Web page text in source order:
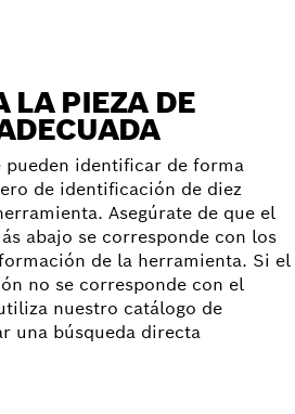
LA PIEZA DE
pueden identificar de forma
de identificación de diez
Asegúrate de que el
abajo se corresponde con los
de la herramienta. Si el
no se corresponde con el
nuestro catálogo de
una búsqueda directa